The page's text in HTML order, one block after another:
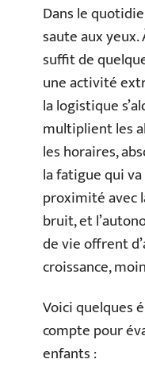
Dans le
saute aux yeux.
suffit de
une activité
la logistique
multiplient les
les horaires,
la fatigue qui
proximité avec
bruit, et
de vie offrent
croissance,
Voici quelques
compte pour
enfants :